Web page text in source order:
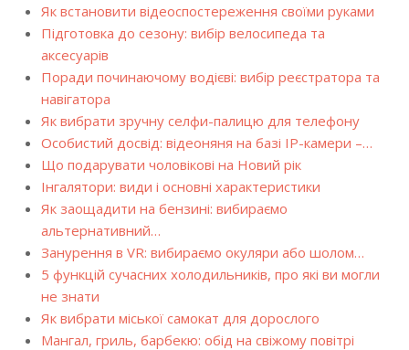
Як встановити відеоспостереження своїми руками
Підготовка до сезону: вибір велосипеда та
аксесуарів
Поради починаючому водієві: вибір реєстратора та
навігатора
Як вибрати зручну селфи-палицю для телефону
Особистий досвід: відеоняня на базі IP-камери –…
Що подарувати чоловікові на Новий рік
Інгалятори: види і основні характеристики
Як заощадити на бензині: вибираємо
альтернативний…
Занурення в VR: вибираємо окуляри або шолом…
5 функцій сучасних холодильників, про які ви могли
не знати
Як вибрати міської самокат для дорослого
Мангал, гриль, барбекю: обід на свіжому повітрі